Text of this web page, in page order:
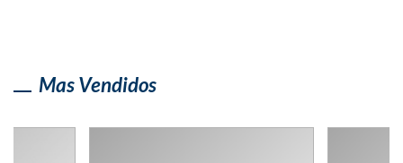
Mas Vendidos